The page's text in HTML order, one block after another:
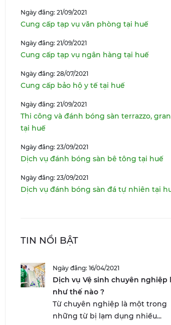
Ngày đăng: 21/09/2021
Cung cấp tạp vụ văn phòng tại huế
Ngày đăng: 21/09/2021
Cung cấp tạp vụ ngân hàng tại huế
Ngày đăng: 28/07/2021
Cung cấp bảo hộ y tế tại huế
Ngày đăng: 21/09/2021
Thi công và đánh bóng sàn terrazzo,
tại huế
Ngày đăng: 23/09/2021
Dịch vụ đánh bóng sàn bê tông tại huế
Ngày đăng: 23/09/2021
Dịch vụ đánh bóng sàn đá tự nhiên tại
TIN NỔI BẬT
Ngày đăng: 16/04/2021
Dịch vụ Vệ sinh chuyên nghiệp
như thế nào ?
Từ chuyên nghiệp là một trong
những từ bị lạm dụng nhiều...